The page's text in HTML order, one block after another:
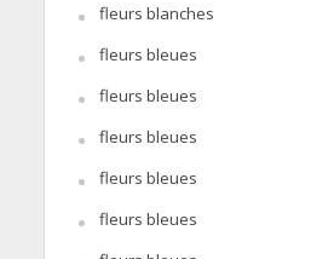
fleurs blanches
fleurs bleues
fleurs bleues
fleurs bleues
fleurs bleues
fleurs bleues